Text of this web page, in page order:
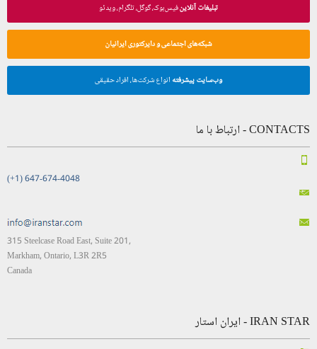
تبلیغات آنلاینفیس‌بوک، گوگل، تلگرام، ویدئو
شبکه‌های اجتماعی و دایرکتوری ایرانیان
وب‌سایت پیشرفته انواع شرکت‌ها، افراد حقیقی
CONTACTS - ارتباط با ما
(+1) 647-674-4048
315 Steelcase Road East, Suite 201,
Markham, Ontario, L3R 2R5
Canada
IRAN STAR - ایران استار